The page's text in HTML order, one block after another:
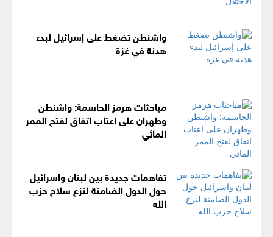
واشنطن تضغط على إسرائيل لبدء
هدنة في غزة
مباحثات هرمز الحاسمة: واشنطن
وطهران على اعتاب اتفاق لفتح الممر
المائي
تفاهمات جديدة بين لبنان واسرائيل
حول الدول الضامنة لنزع سلاح حزب
الله